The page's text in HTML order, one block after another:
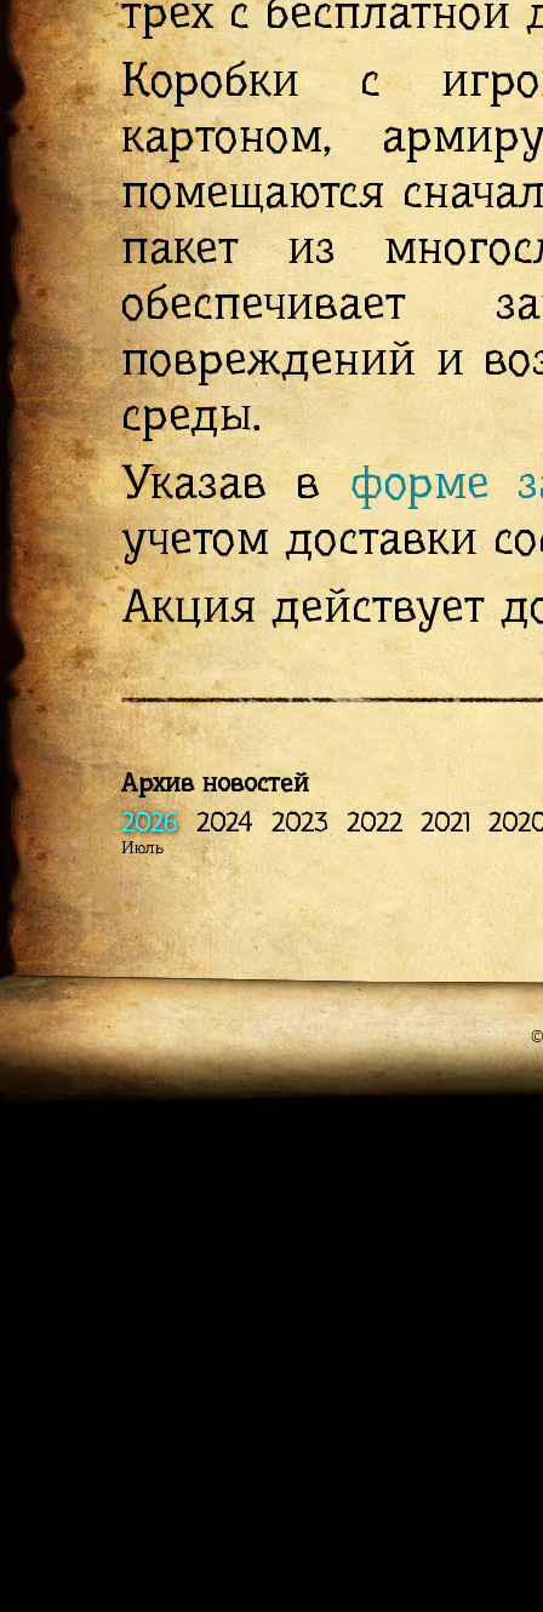
трех с бесплатной
Коробки с
картоном,
помещаются
пакет из
обеспечивает
повреждений и
среды.
Указав в форме
учетом доставки
Акция действует
Архив новостей
2026 2024 2023 2022 2021
Июль
©